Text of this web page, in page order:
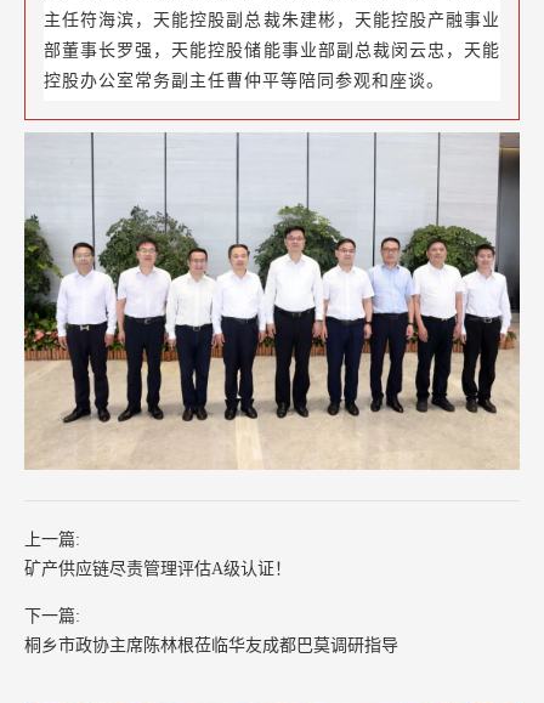
主任符海滨，天能控股副总裁朱建彬，天能控股产融事业
部董事长罗强，天能控股储能事业部副总裁闵云忠，天能
控股办公室常务副主任曹仲平等陪同参观和座谈。
上一篇:
矿产供应链尽责管理评估A级认证！
下一篇:
桐乡市政协主席陈林根莅临华友成都巴莫调研指导